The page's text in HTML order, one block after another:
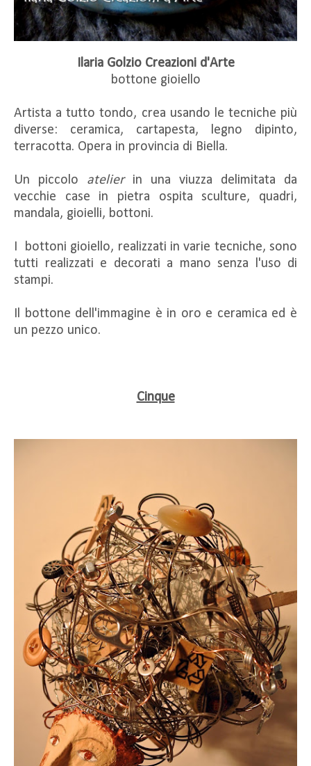
Ilaria Golzio Creazioni d'Arte
bottone gioiello
Artista a tutto tondo, crea usando le tecniche più
diverse: ceramica, cartapesta, legno dipinto,
terracotta. Opera in provincia di Biella.
Un piccolo atelierin una viuzza delimitata da
vecchie case in pietra ospita sculture, quadri,
mandala, gioielli, bottoni.
I bottoni gioiello, realizzati in varie tecniche, sono
tutti realizzati e decorati a mano senza l'uso di
stampi.
Il bottone dell'immagine è in oro e ceramica ed è
un pezzo unico.
Cinque